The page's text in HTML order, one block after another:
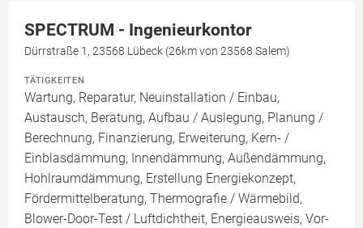
SPECTRUM - Ingenieurkontor
Dürrstraße 1, 23568 Lübeck (26km von 23568 Salem)
TÄTIGKEITEN
Wartung, Reparatur, Neuinstallation / Einbau,
Austausch, Beratung, Aufbau / Auslegung, Planung /
Berechnung, Finanzierung, Erweiterung, Kern- /
Einblasdämmung, Innendämmung, Außendämmung,
Hohlraumdämmung, Erstellung Energiekonzept,
Fördermittelberatung, Thermografie / Wärmebild,
Blower-Door-Test / Luftdichtheit, Energieausweis, Vor-